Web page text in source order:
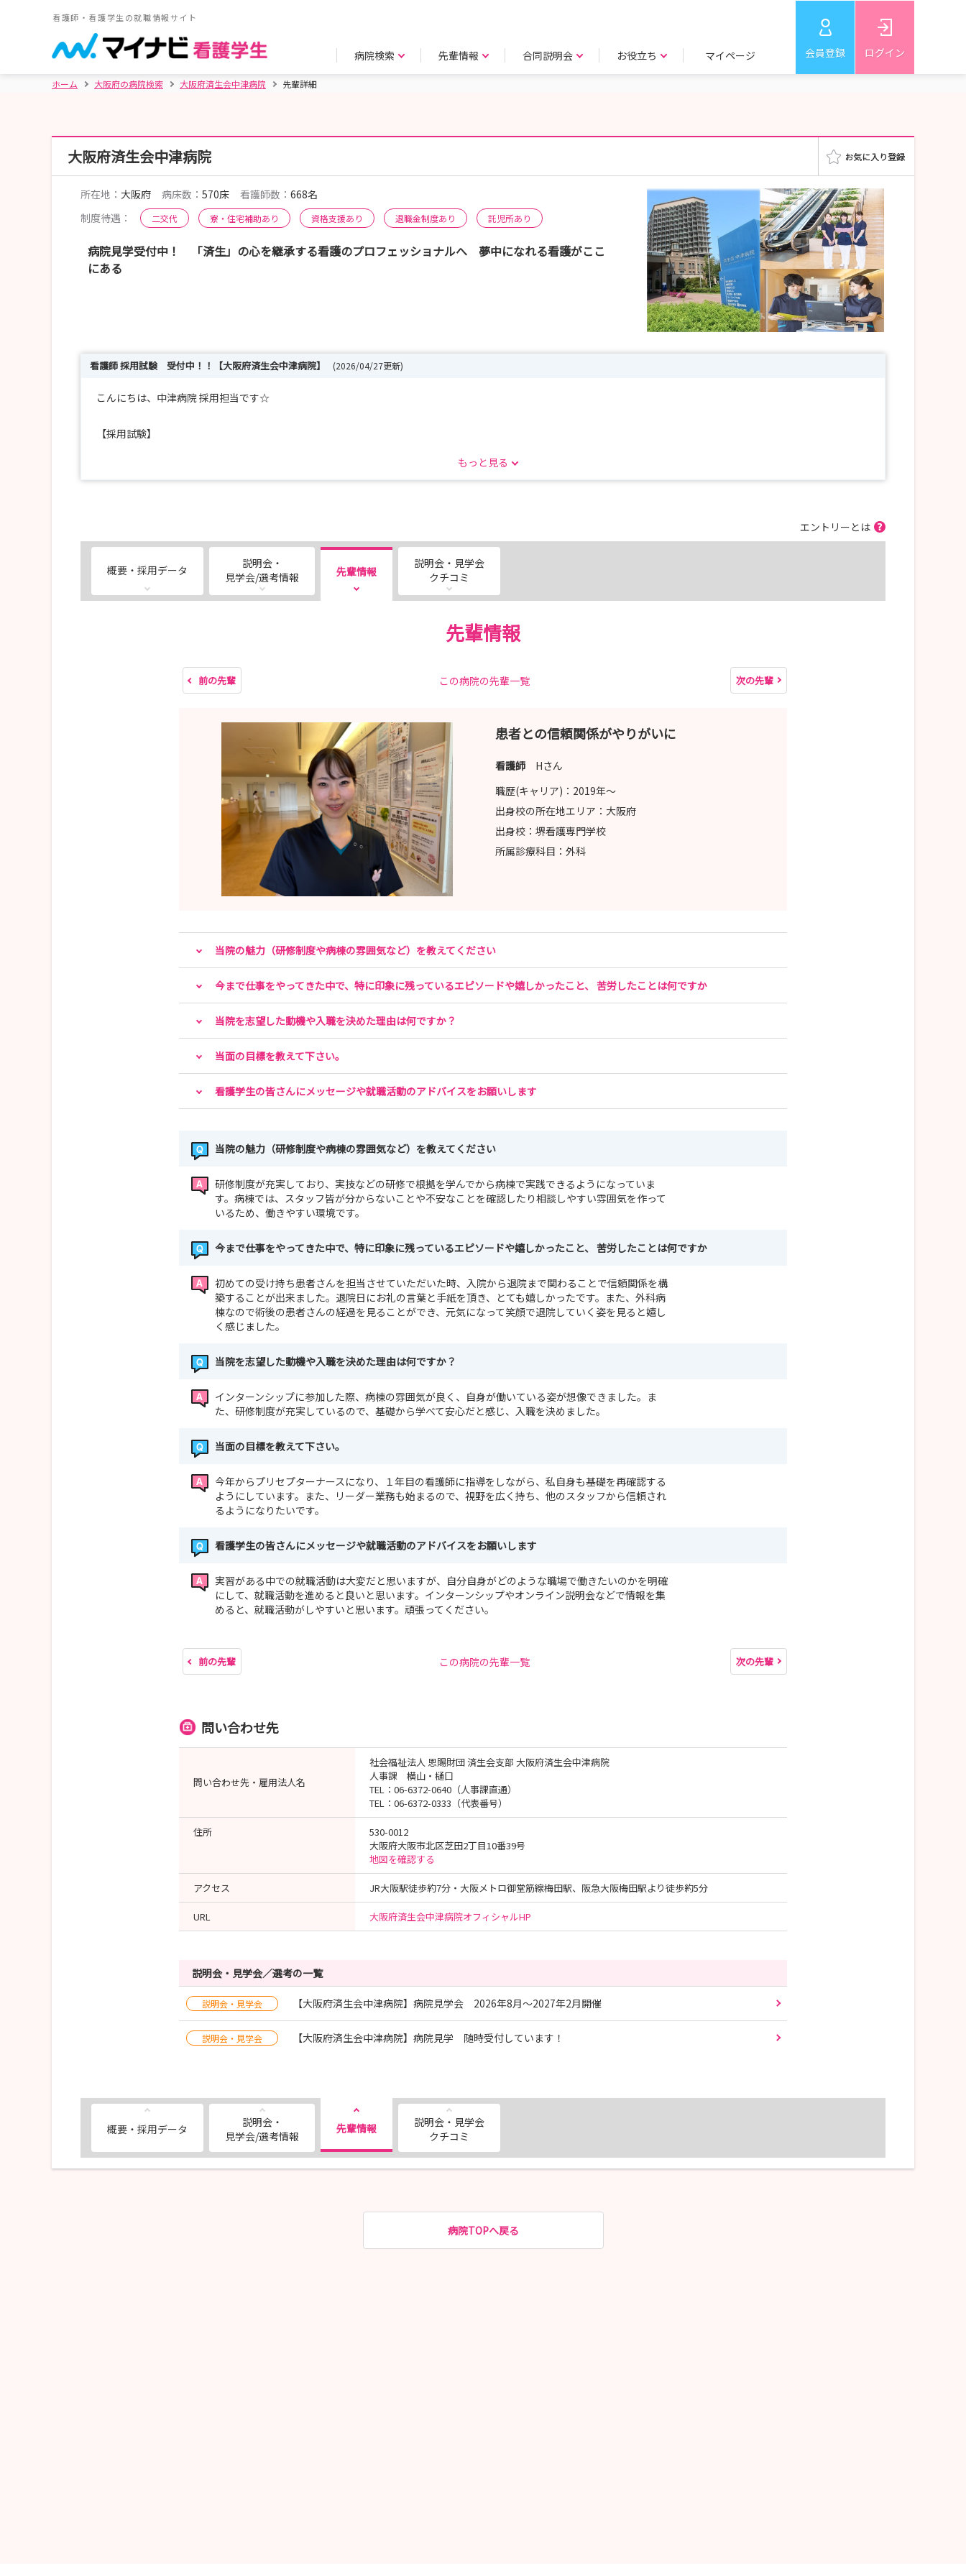
看護師・看護学生の就職情報サイト
病院検索 先輩情報 合同説明会 お役立ち マイページ 会員登録 ログイン
ホーム 大阪府の病院検索 大阪府済生会中津病院 先輩詳細
大阪府済生会中津病院
所在地： 大阪府 病床数： 570床 看護師数： 668名
制度待遇：
二交代 寮・住宅補助あり 資格支援あり 退職金制度あり 託児所あり
病院見学受付中！ 「済生」の心を継承する看護のプロフェッショナルへ 夢中になれる看護がここ
にある
看護師 採用試験 受付中！！【大阪府済生会中津病院】 (2026/04/27更新)
こんにちは、中津病院 採用担当です☆
【採用試験】
詳細は当院ホームページをご参照ください。ご応募お待ちしております♪
※当初5/23も予定しておりましたが、都合により開催を中止することとなりました 。
・看護師…https://www.nakatsu.saiseikai.or.jp/recruit/guideline/detail/248/
当院「看護部」ホームページ
もっと見る
エントリーとは
概要・採用データ
説明会・
見学会/選考情報
先輩情報
説明会・見学会
クチコミ
先輩情報
前の先輩 この病院の先輩一覧 次の先輩
患者との信頼関係がやりがいに
看護師 Hさん
職歴(キャリア)： 2019年〜
出身校の所在地エリア： 大阪府
出身校： 堺看護専門学校
所属診療科目： 外科
当院の魅力（研修制度や病棟の雰囲気など）を教えてください
今まで仕事をやってきた中で、特に印象に残っているエピソードや嬉しかったこと、 苦労したことは何ですか
当院を志望した動機や入職を決めた理由は何ですか？
当面の目標を教えて下さい。
看護学生の皆さんにメッセージや就職活動のアドバイスをお願いします
当院の魅力（研修制度や病棟の雰囲気など）を教えてください
研修制度が充実しており、実技などの研修で根拠を学んでから病棟で実践できるようになっていま
す。病棟では、スタッフ皆が分からないことや不安なことを確認したり相談しやすい雰囲気を作って
いるため、働きやすい環境です。
今まで仕事をやってきた中で、特に印象に残っているエピソードや嬉しかったこと、 苦労したことは何ですか
初めての受け持ち患者さんを担当させていただいた時、入院から退院まで関わることで信頼関係を構
築することが出来ました。退院日にお礼の言葉と手紙を頂き、とても嬉しかったです。また、外科病
棟なので術後の患者さんの経過を見ることができ、元気になって笑顔で退院していく姿を見ると嬉し
く感じました。
当院を志望した動機や入職を決めた理由は何ですか？
インターンシップに参加した際、病棟の雰囲気が良く、自身が働いている姿が想像できました。ま
た、研修制度が充実しているので、基礎から学べて安心だと感じ、入職を決めました。
当面の目標を教えて下さい。
今年からプリセプターナースになり、１年目の看護師に指導をしながら、私自身も基礎を再確認する
ようにしています。また、リーダー業務も始まるので、視野を広く持ち、他のスタッフから信頼され
るようになりたいです。
看護学生の皆さんにメッセージや就職活動のアドバイスをお願いします
実習がある中での就職活動は大変だと思いますが、自分自身がどのような職場で働きたいのかを明確
にして、就職活動を進めると良いと思います。インターンシップやオンライン説明会などで情報を集
めると、就職活動がしやすいと思います。頑張ってください。
前の先輩 この病院の先輩一覧 次の先輩
問い合わせ先
問い合わせ先・雇用法人名
社会福祉法人 恩賜財団 済生会支部 大阪府済生会中津病院
人事課 横山・樋口
TEL：06-6372-0640（人事課直通）
TEL：06-6372-0333（代表番号）
住所
530-0012
大阪府大阪市北区芝田2丁目10番39号
地図を確認する
アクセス JR大阪駅徒歩約7分・大阪メトロ御堂筋線梅田駅、阪急大阪梅田駅より徒歩約5分
URL 大阪府済生会中津病院オフィシャルHP
説明会・見学会／選考の一覧
説明会・見学会 【大阪府済生会中津病院】病院見学会 2026年8月～2027年2月開催
説明会・見学会 【大阪府済生会中津病院】病院見学 随時受付しています！
概要・採用データ
説明会・
見学会/選考情報
先輩情報
説明会・見学会
クチコミ
病院TOPへ戻る